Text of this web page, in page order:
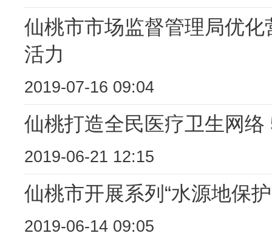
仙桃市市场监督管理局优
活力
2019-07-16 09:04
仙桃打造全民医疗卫生网
2019-06-21 12:15
仙桃市开展系列“水源地保
2019-06-14 09:05